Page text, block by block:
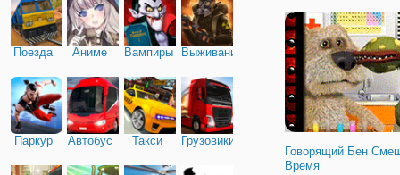
Поезда Аниме Вампиры Выживание
Паркур Автобус Такси Грузовики
процесс происходит за
взаимодействия
Говорящий Бен
Время